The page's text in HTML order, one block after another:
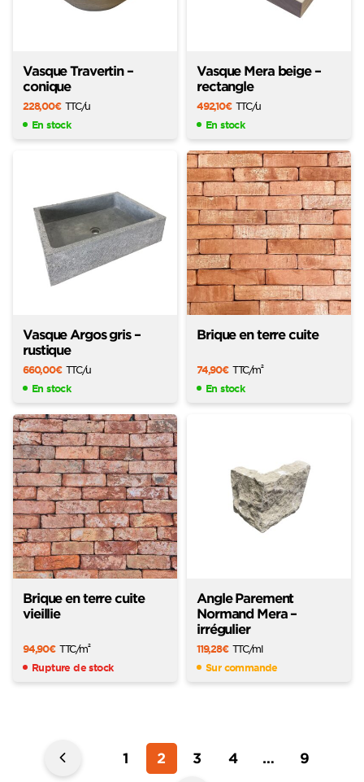
Vasque Travertin –
conique
228,00€ TTC/u
En stock
Vasque Mera beige –
rectangle
492,10€ TTC/u
En stock
Vasque Argos gris –
rustique
660,00€ TTC/u
En stock
Brique en terre cuite
74,90€ TTC/m2
En stock
Brique en terre cuite
vieillie
94,90€ TTC/m2
Rupture de stock
Angle Parement
Normand Mera –
irrégulier
119,28€ TTC/ml
Sur commande
Navigation
1 2 3 4 …
9